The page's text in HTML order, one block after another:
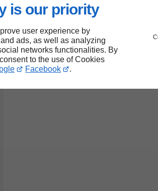
is our priority
user experience by
ads, as well as analyzing
networks functionalities. By
to the use of Cookies
Facebook .